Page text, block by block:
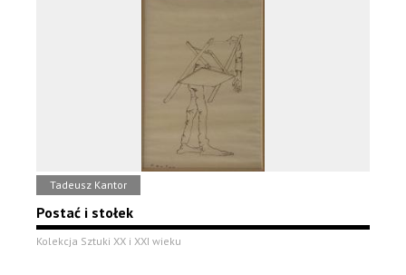
Tadeusz Kantor
Postać i stołek
Kolekcja Sztuki XX i XXI wieku